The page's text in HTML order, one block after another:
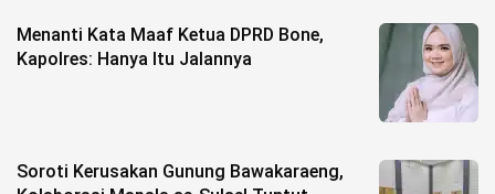
Menanti Kata Maaf Ketua DPRD Bone,
Kapolres: Hanya Itu Jalannya
Soroti Kerusakan Gunung Bawakaraeng,